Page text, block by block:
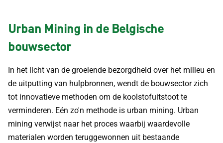
Urban Mining in de Belgische
bouwsector
In het licht van de groeiende bezorgdheid over het milieu en
de uitputting van hulpbronnen, wendt de bouwsector zich
tot innovatieve methoden om de koolstofuitstoot te
verminderen. Eén zo'n methode is urban mining. Urban
mining verwijst naar het proces waarbij waardevolle
materialen worden teruggewonnen uit bestaande